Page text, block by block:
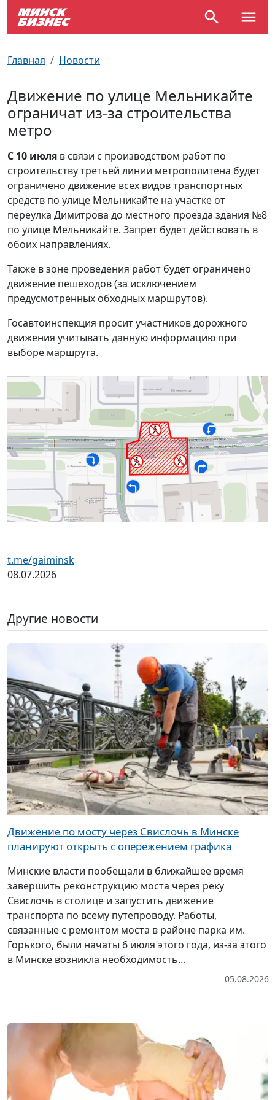
Главная Новости
Движение по улице Мельникайте
ограничат из-за строительства
метро
С 10 июля в связи с производством работ по
строительству третьей линии метрополитена будет
ограничено движение всех видов транспортных
средств по улице Мельникайте на участке от
переулка Димитрова до местного проезда здания №8
по улице Мельникайте. Запрет будет действовать в
обоих направлениях.
Также в зоне проведения работ будет ограничено
движение пешеходов (за исключением
предусмотренных обходных маршрутов).
Госавтоинспекция просит участников дорожного
движения учитывать данную информацию при
выборе маршрута.
t.me/gaiminsk
08.07.2026
Другие новости
Движение по мосту через Свислочь в Минске
планируют открыть с опережением графика
Минские власти пообещали в ближайшее время
завершить реконструкцию моста через реку
Свислочь в столице и запустить движение
транспорта по всему путепроводу. Работы,
связанные с ремонтом моста в районе парка им.
Горького, были начаты 6 июля этого года, из-за этого
в Минске возникла необходимость...
05.08.2026
Возле метро
Почтовые индексы
Улицы Минска
Производственный календарь
Документы для ЗАГСа
Схема метро
Пробки на дорогах
Самолеты